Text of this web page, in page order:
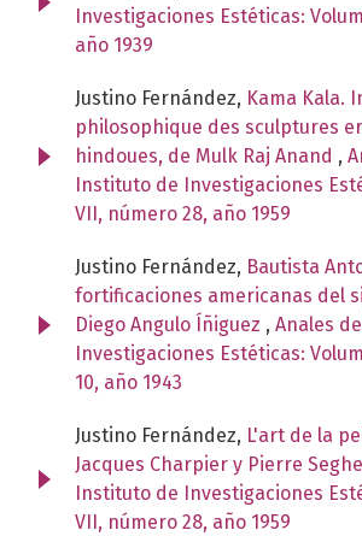
Investigaciones Estéticas:
año 1939
Justino Fernández, Kama Kala.
philosophique des sculptures
hindoues, de Mulk Raj Anand ,
Instituto de Investigaciones
VII, número 28, año 1959
Justino Fernández, Bautista
fortificaciones americanas del
Diego Angulo Íñiguez , Anales
Investigaciones Estéticas:
10, año 1943
Justino Fernández, L'art de la
Jacques Charpier y Pierre
Instituto de Investigaciones
VII, número 28, año 1959